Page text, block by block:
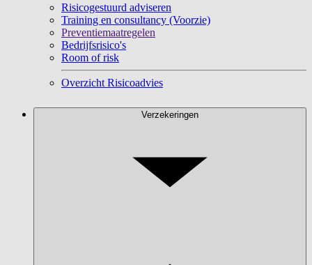
Risicogestuurd adviseren
Training en consultancy (Voorzie)
Preventiemaatregelen
Bedrijfsrisico's
Room of risk
Overzicht Risicoadvies
Verzekeringen